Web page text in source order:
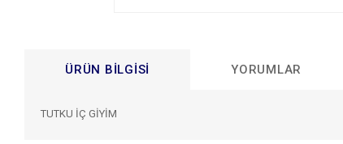
ÜRÜN BILGISI YORUMLAR
TUTKU İÇ GİYİM